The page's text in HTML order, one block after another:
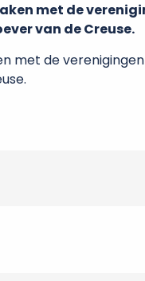
met de
van de Creuse.
met de